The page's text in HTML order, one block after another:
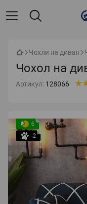
Чохли на диван
Чохол на
Артикул: 128066
6
-2